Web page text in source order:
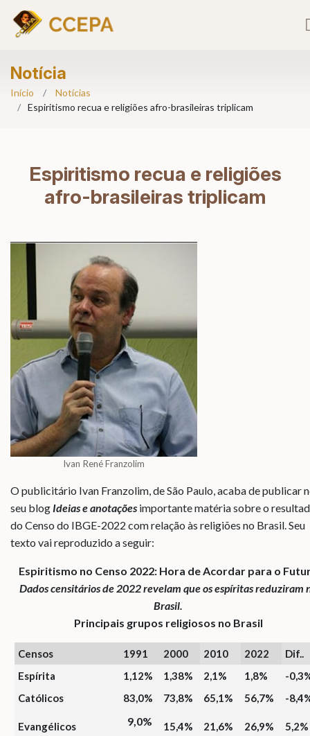
Notícia
Início
Notícias
Espiritismo recua e religiões afro-brasileiras triplicam
Espiritismo recua e religiões
afro-brasileiras triplicam
Ivan René Franzolim
O publicitário Ivan Franzolim, de São Paulo, acaba de publicar
seu blog Ideias e anotações importante matéria sobre o
do Censo do IBGE-2022 com relação às religiões no Brasil. Seu
texto vai reproduzido a seguir:
Espiritismo no Censo 2022: Hora de Acordar para o
Dados censitários de 2022 revelam que os espíritas reduziram
Brasil.
Principais grupos religiosos no Brasil
Censos 1991 2000 2010 2022
Dif..
Espírita
1,12% 1,38% 2,1% 1,8%
-
Católicos
83,0% 73,8% 65,1% 56,7% -
Evangélicos 9,0% 15,4% 21,6% 26,9% 5,2%